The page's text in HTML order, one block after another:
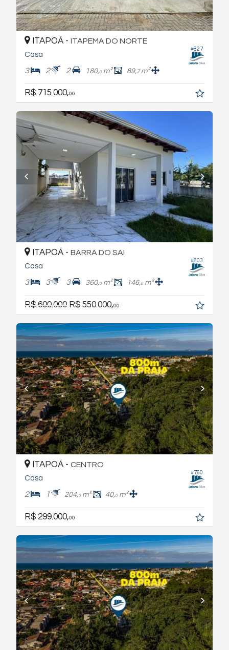
#827
ITAPOÁ - ITAPEMA DO NORTE
Casa
3 2 2 180,0m² 89,7m²
R$ 715.000,00
#803
ITAPOÁ - BARRA DO SAI
Casa
3 3 3 360,0m² 146,0m²
R$ 600.000 R$ 550.000,00
#760
ITAPOÁ - CENTRO
Casa
2 1 204,0m² 40,0m²
R$ 299.000,00